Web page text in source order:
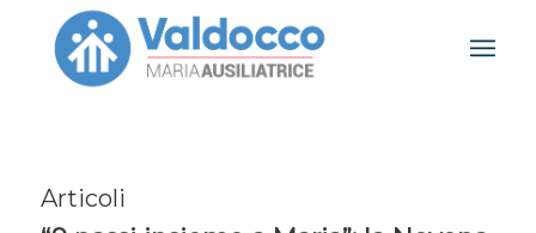
Articoli